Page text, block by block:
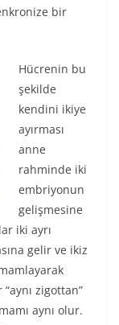
bir
Hücrenin bu
şekilde
kendini ikiye
ayırması
anne
rahminde iki
embriyonun
gelişmesine
iki ayrı
gelir ve ikiz
zigottan”
aynı olur.